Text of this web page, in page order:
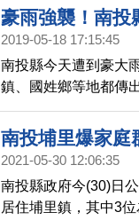
物，每逢假日，都吸
豪雨強襲！南投
2019-05-18 17:15:45
南投縣今天遭到豪大
鎮、國姓鄉等地都傳
派機具搶修，國道6
閉，下午雨暫停、積
南投埔里爆家庭
2021-05-30 12:06:35
南投縣政府今(30)日
居住埔里鎮，其中3